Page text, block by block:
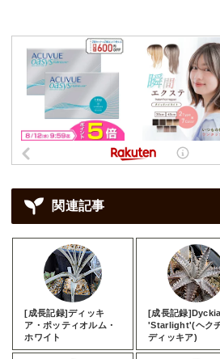
関連記事
[成長記録]ディッキ
ア・ポッティオルム・
ホワイト
[成長記録]Dyckia
'Starlight'(ヘク
ディッキア)